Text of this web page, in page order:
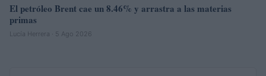
El petróleo Brent cae un 8.46% y arrastra a las materias
primas
Lucía Herrera · 5 Ago 2026